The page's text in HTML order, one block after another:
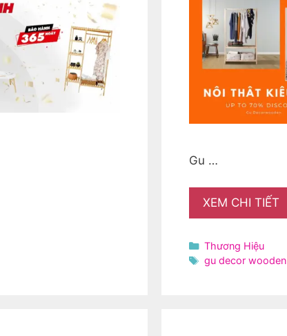
Gu …
XEM CHI TIẾT
Danh
mục
Thương Hiệu
Thẻ
gu decor wooden